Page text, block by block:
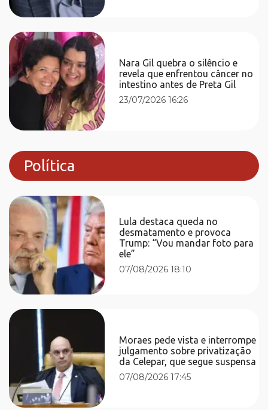
Nara Gil quebra o silêncio e
revela que enfrentou câncer no
intestino antes de Preta Gil
23/07/2026 16:26
Política
Lula destaca queda no
desmatamento e provoca
Trump: “Vou mandar foto para
ele”
07/08/2026 18:10
Moraes pede vista e interrompe
julgamento sobre privatização
da Celepar, que segue suspensa
07/08/2026 17:45